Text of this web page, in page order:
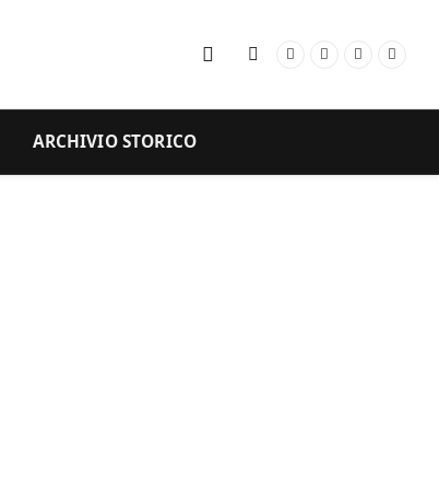
FacebookInstagram
YouTube
RSS
ARCHIVIO STORICO